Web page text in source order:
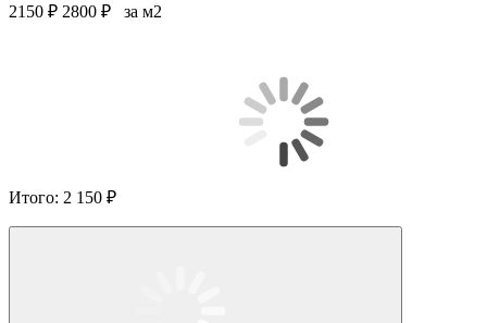
2150 ₽ 2800 ₽ за м2
Итого: 2 150 ₽